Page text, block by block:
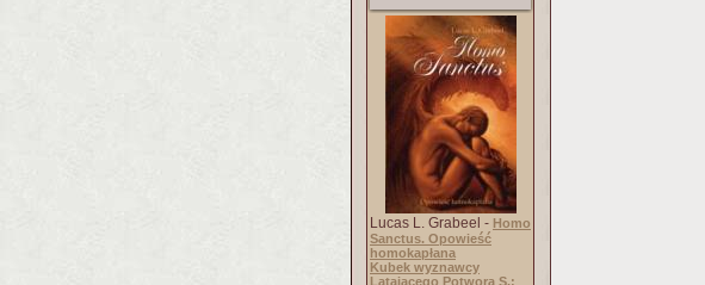
Lucas L. Grabeel - Homo
Sanctus. Opowieść
homokapłana
Kubek wyznawcy
Latającego Potwora S.: